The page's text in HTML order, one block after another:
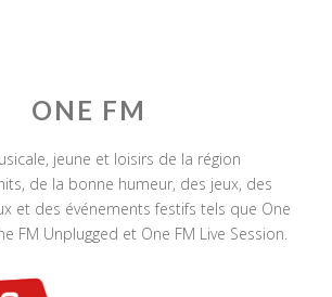
ONE FM
jeune et loisirs de la région
de la bonne humeur, des jeux, des
et des événements festifs tels que One
FM Unplugged et One FM Live Session.